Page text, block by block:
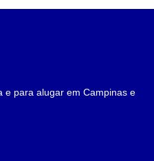
e para alugar em Campinas e